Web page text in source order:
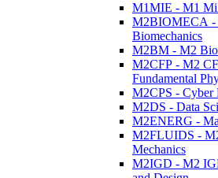
M1MIE - M1
M2BIOMECA -
Biomechanics
M2BM - M2
M2CFP - M2
Fundamental
M2CPS - Cyber
M2DS - Data
M2ENERG -
M2FLUIDS -
Mechanics
M2IGD - M2